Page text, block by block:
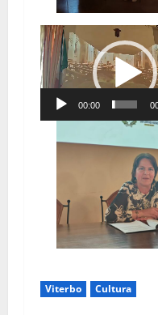
Video
Player
00:00
Viterbo Cultura